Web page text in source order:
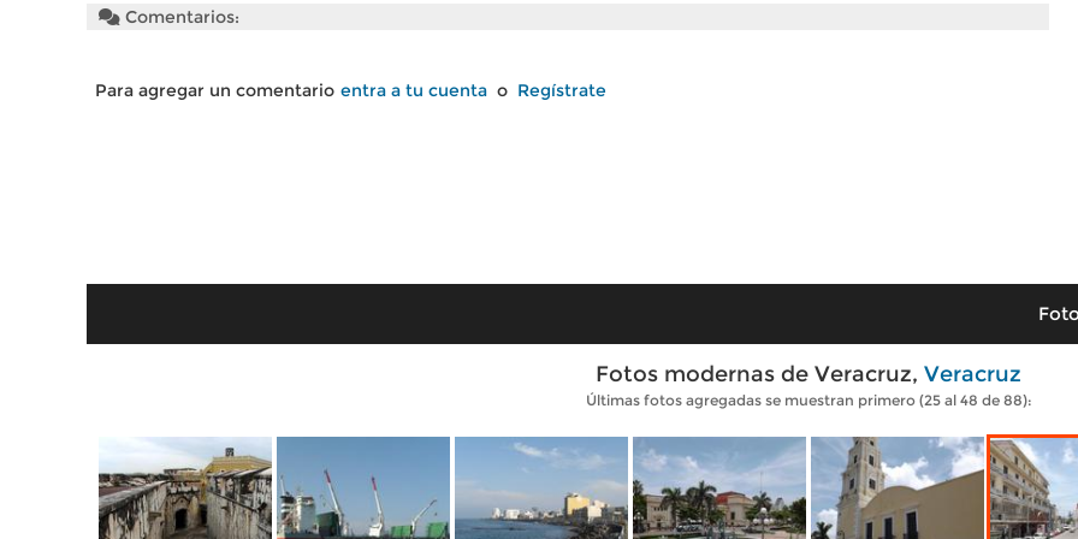
Comentarios:
Para agregar un comentario entra a tu cuenta o Regístrate
Fotos modernas de Veracruz, Veracruz
Últimas fotos agregadas se muestran primero (25 al 48 de 88):